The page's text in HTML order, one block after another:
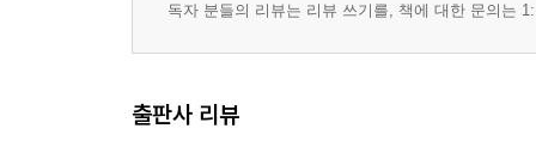
| 사장님도 영업의 신이 될 수 있다
독자 분들의 리뷰는 리뷰 쓰기를, 책에 대한 문의는
출판사 리뷰